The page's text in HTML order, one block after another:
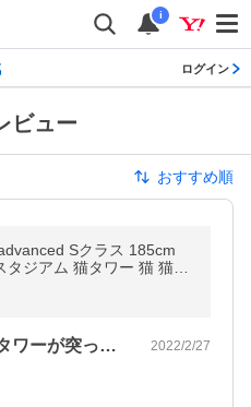
i
ログイン
ビュー
おすすめ順
Sクラス 185cm
ジアム 猫タワー 猫 猫用
多頭飼い 頑丈 ハンモッ
もともとあったキャットタワーが突っ張り… 2022/2/27